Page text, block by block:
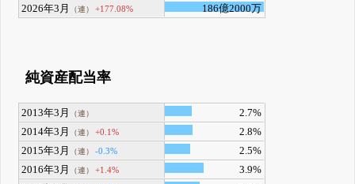
2026年3月 （連） +177.08% 186億2000万
純資産配当率
2013年3月 （連）
2.7%
2014年3月
（連） +0.1%
2.8%
2015年3月
（連） -0.3%
2.5%
2016年3月
（連） +1.4%
3.9%